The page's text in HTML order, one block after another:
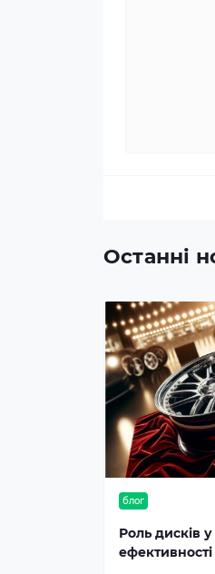
Останні
блог
Роль дисків